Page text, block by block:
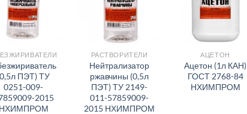
ПЭТ) ТУ
0251-009-
2015
НХИМПРОМ
РАСТВОРИТЕЛИ
Нейтрализатор
ржавчины (0,5л
ПЭТ) ТУ 2149-
011-57859009-
2015 НХИМПРОМ
АЦЕТОН
Ацетон (1л КАН)
ГОСТ 2768-84
НХИМПРОМ